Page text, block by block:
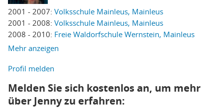
2001 - 2007: Volksschule Mainleus, Mainleus
2001 - 2008: Volksschule Mainleus, Mainleus
2008 - 2010: Freie Waldorfschule Wernstein, Mainleus
Mehr anzeigen
Profil melden
Melden Sie sich kostenlos an, um mehr
über Jenny zu erfahren: